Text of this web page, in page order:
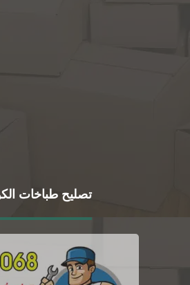
تصليح طباخات